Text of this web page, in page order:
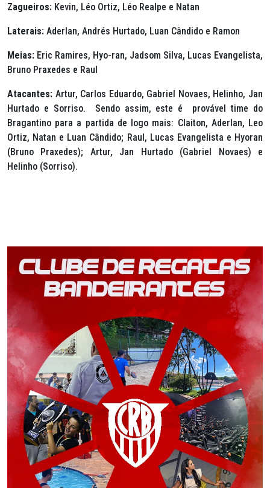
Zagueiros: Kevin, Léo Ortiz, Léo Realpe e Natan
Laterais: Aderlan, Andrés Hurtado, Luan Cândido e Ramon
Meias: Eric Ramires, Hyo-ran, Jadsom Silva, Lucas Evangelista,
Bruno Praxedes e Raul
Atacantes: Artur, Carlos Eduardo, Gabriel Novaes, Helinho, Jan
Hurtado e Sorriso. Sendo assim, este é provável time do
Bragantino para a partida de logo mais: Claiton, Aderlan, Leo
Ortiz, Natan e Luan Cândido; Raul, Lucas Evangelista e Hyoran
(Bruno Praxedes); Artur, Jan Hurtado (Gabriel Novaes) e
Helinho (Sorriso).